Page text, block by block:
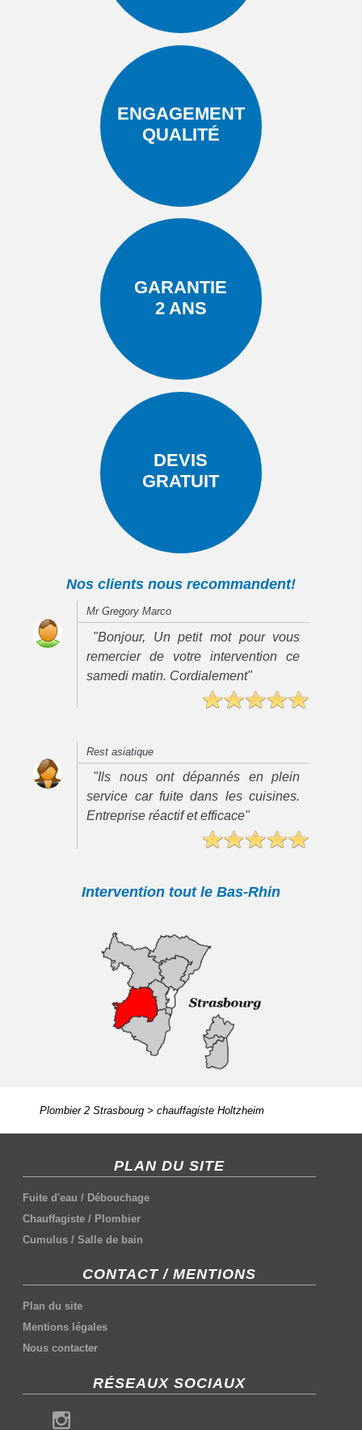
ENGAGEMENT
QUALITÉ
GARANTIE
2 ANS
DEVIS
GRATUIT
Nos clients nous recommandent!
Mr Gregory Marco
"Bonjour, Un petit mot pour vous
remercier de votre intervention ce
samedi matin. Cordialement"
Rest asiatique
"Ils nous ont dépannés en plein
service car fuite dans les cuisines.
Entreprise réactif et efficace"
Intervention tout le Bas-Rhin
Plombier 2 Strasbourg> chauffagiste Holtzheim
PLAN DU SITE
Fuite d'eau / Débouchage
Chauffagiste / Plombier
Cumulus /Salle de bain
CONTACT / MENTIONS
Plan du site
Mentions légales
Nous contacter
RÉSEAUX SOCIAUX